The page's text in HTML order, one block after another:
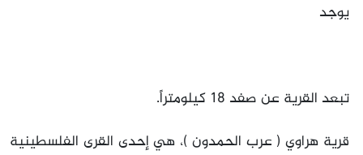
يوجد
تبعد القرية عن صفد 18 كيلومتراً.
قرية هراوي ( عرب الحمدون )، هي إحدى القرى الفلسطينية